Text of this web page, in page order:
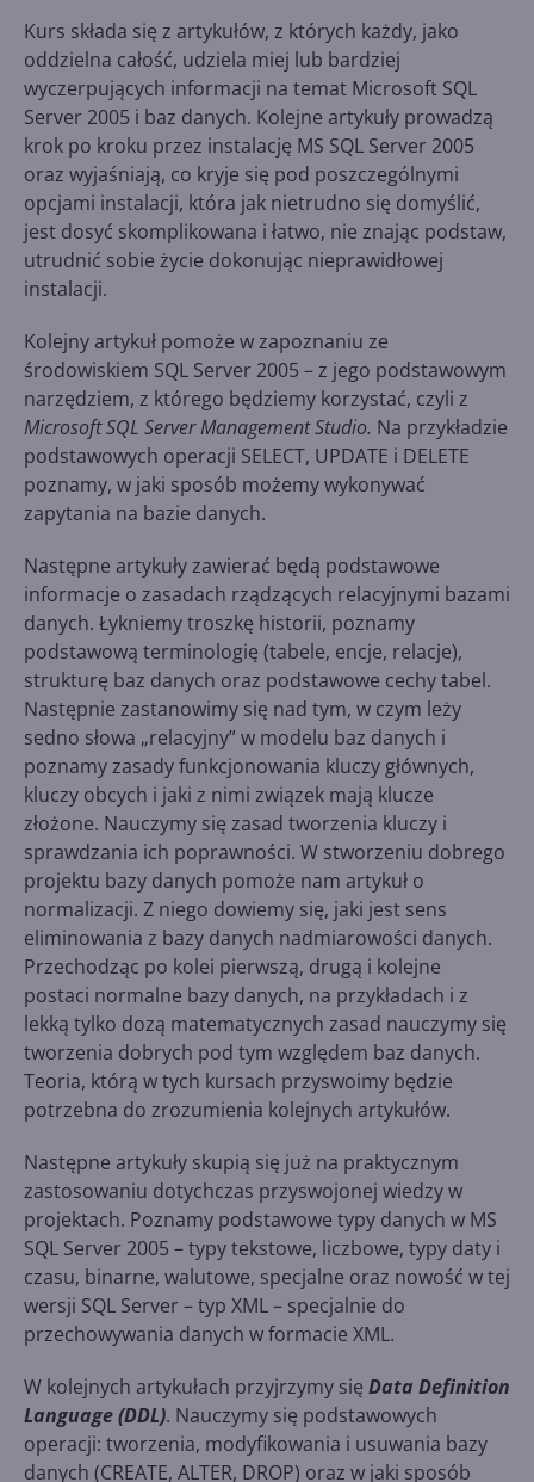
Kurs składa się z artykułów, z których każdy, jako
oddzielna całość, udziela miej lub bardziej
wyczerpujących informacji na temat Microsoft SQL
Server 2005 i baz danych. Kolejne artykuły prowadzą
krok po kroku przez instalację MS SQL Server 2005
oraz wyjaśniają, co kryje się pod poszczególnymi
opcjami instalacji, która jak nietrudno się domyślić,
jest dosyć skomplikowana i łatwo, nie znając podstaw,
utrudnić sobie życie dokonując nieprawidłowej
instalacji.
Kolejny artykuł pomoże w zapoznaniu ze
środowiskiem SQL Server 2005 – z jego podstawowym
narzędziem, z którego będziemy korzystać, czyli z
Microsoft SQL Server Management Studio. Na przykładzie
podstawowych operacji SELECT, UPDATE i DELETE
poznamy, w jaki sposób możemy wykonywać
zapytania na bazie danych.
Następne artykuły zawierać będą podstawowe
informacje o zasadach rządzących relacyjnymi bazami
danych. Łykniemy troszkę historii, poznamy
podstawową terminologię (tabele, encje, relacje),
strukturę baz danych oraz podstawowe cechy tabel.
Następnie zastanowimy się nad tym, w czym leży
sedno słowa „relacyjny” w modelu baz danych i
poznamy zasady funkcjonowania kluczy głównych,
kluczy obcych i jaki z nimi związek mają klucze
złożone. Nauczymy się zasad tworzenia kluczy i
sprawdzania ich poprawności. W stworzeniu dobrego
projektu bazy danych pomoże nam artykuł o
normalizacji. Z niego dowiemy się, jaki jest sens
eliminowania z bazy danych nadmiarowości danych.
Przechodząc po kolei pierwszą, drugą i kolejne
postaci normalne bazy danych, na przykładach i z
lekką tylko dozą matematycznych zasad nauczymy się
tworzenia dobrych pod tym względem baz danych.
Teoria, którą w tych kursach przyswoimy będzie
potrzebna do zrozumienia kolejnych artykułów.
Następne artykuły skupią się już na praktycznym
zastosowaniu dotychczas przyswojonej wiedzy w
projektach. Poznamy podstawowe typy danych w MS
SQL Server 2005 – typy tekstowe, liczbowe, typy daty i
czasu, binarne, walutowe, specjalne oraz nowość w tej
wersji SQL Server – typ XML – specjalnie do
przechowywania danych w formacie XML.
W kolejnych artykułach przyjrzymy się Data Definition
Language (DDL). Nauczymy się podstawowych
operacji: tworzenia, modyfikowania i usuwania bazy
danych (CREATE, ALTER, DROP) oraz w jaki sposób